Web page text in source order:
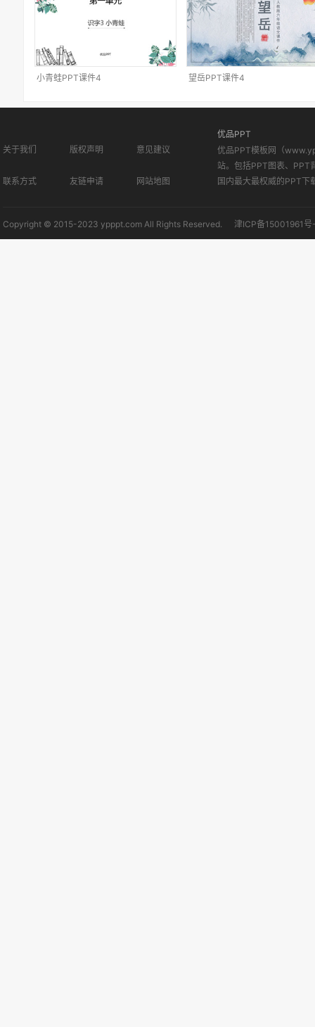
小青蛙PPT课件4 望岳PPT课件4
关于我们 版权声明 意见建议
联系方式 友链申请 网站地图
优品PPT
优品PPT模板网（
站。包括PPT图表、PPT
国内最大最权威的PPT下
Copyright © 2015-2023 ypppt.com All Rights Reserved. 津ICP备15001961号